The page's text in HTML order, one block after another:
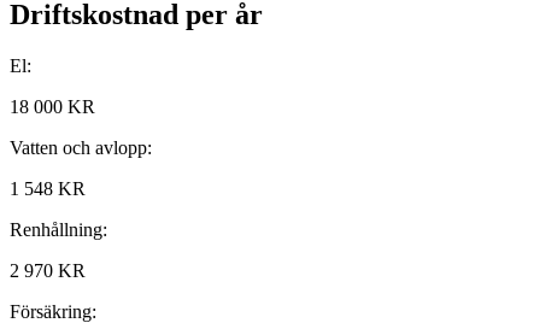
Driftskostnad per år
El:
18 000 KR
Vatten och avlopp:
1 548 KR
Renhållning:
2 970 KR
Försäkring: